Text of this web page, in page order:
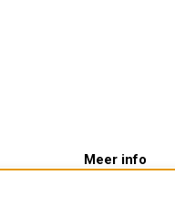
Meer info